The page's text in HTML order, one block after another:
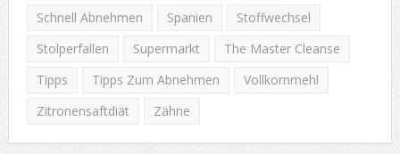
Schnell Abnehmen
Spanien
Stoffwechsel
Stolperfallen
Supermarkt
The Master Cleanse
Tipps
Tipps Zum Abnehmen
Vollkornmehl
Zitronensaftdiät
Zähne